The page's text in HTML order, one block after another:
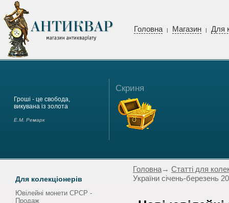
Головна | Магазин | Для
Гроші - це свобода,
викувана із золота
Е.М. Ремарк
Скриня
Для колекціонерів
Ювілейні монети СРСР -
Продаж
Головна→ Статті для
України січень-березень